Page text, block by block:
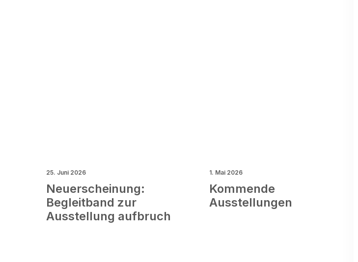
25. Juni 2026
Neuerscheinung:
Begleitband zur
Ausstellung aufbruch
1. Mai 2026
Kommende
Ausstellungen